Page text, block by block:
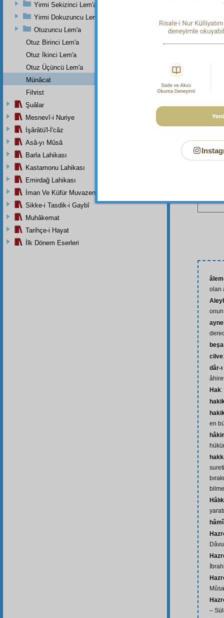
olan
cilve
dâr-
Hak
en
bilme
hâmî
–
Yirmi Sekizinci Lem'a
Yirmi Dokuzuncu Lem'a
Otuzuncu Lem'a
Otuz Birinci Lem'a
Otuz İkinci Lem'a
Otuz Üçüncü Lem'a
Münâcat
Fihrist
Şuâlar
Mesnevî-i Nuriye
İşârâtü'l-İ'câz
Asâ-yı Mûsâ
Barla Lahikası
Kastamonu Lahikası
Emirdağ Lahikası
İman Ve Küfür Muvazeneleri
Sikke-i Tasdik-i Gaybî
Muhâkemat
Tarihçe-i Hayat
İlk Dönem Eserleri